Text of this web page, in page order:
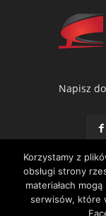
Napisz
Kontakt
Korzystamy z
obsługi strony
materiałach
serwisów, które